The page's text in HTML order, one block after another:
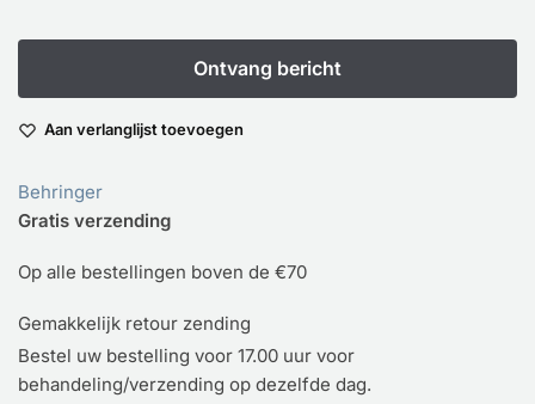
Aan verlanglijst toevoegen
Behringer
Gratis verzending
Op alle bestellingen boven de €70
Gemakkelijk retour zending
Bestel uw bestelling voor 17.00 uur voor
behandeling/verzending op dezelfde dag.